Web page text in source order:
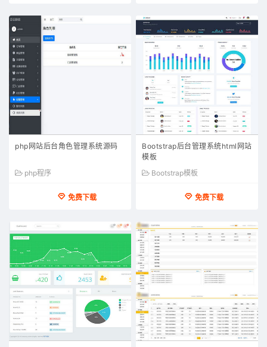
php网站后台角色管理系统源码
php程序
免费下载
Bootstrap后台管理系统html网站
模板
Bootstrap模板
免费下载